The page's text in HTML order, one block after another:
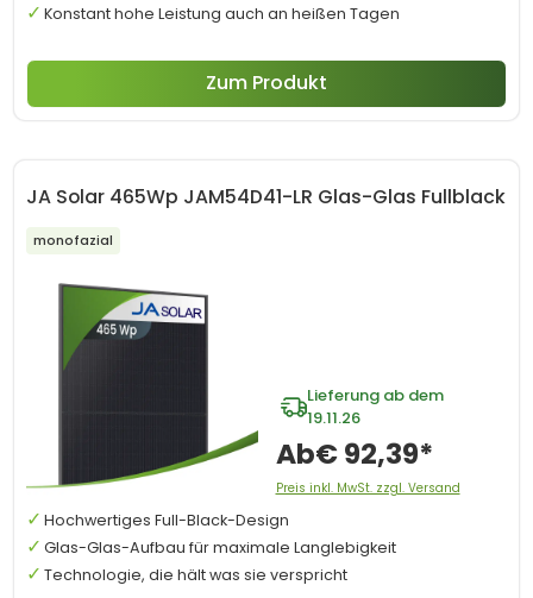
Konstant hohe Leistung auch an heißen Tagen
Zum Produkt
JA Solar 465Wp JAM54D41-LR Glas-Glas Fullblack
monofazial
Lieferung ab dem
19.11.26
Ab€ 92,39*
Preis inkl. MwSt. zzgl. Versand
Hochwertiges Full-Black-Design
Glas-Glas-Aufbau für maximale Langlebigkeit
Technologie, die hält was sie verspricht